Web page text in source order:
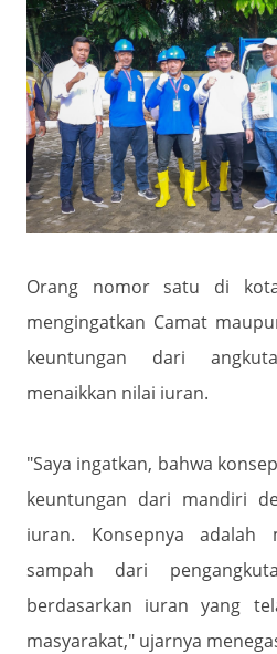
Orang nomor satu di
mengingatkan Camat
keuntungan dari
menaikkan nilai iuran.
"Saya ingatkan, bahwa
keuntungan dari mandiri
iuran. Konsepnya adalah
sampah dari
berdasarkan iuran yang
masyarakat," ujarnya